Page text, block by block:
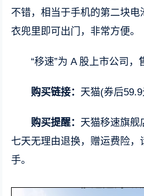
不错，相当于手机的第二块
衣兜里即可出门，非常方便。
“移速”为 A 股上市公司，
购买链接： 天猫(券后
购买提醒： 天猫移速旗舰
七天无理由退换，赠运费险
手。